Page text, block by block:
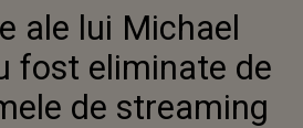
JACKSON AU FOST ELIMINATE
DE PE PLATFORMELE DE
STREAMING
ale lui Michael
fost eliminate de
de streaming